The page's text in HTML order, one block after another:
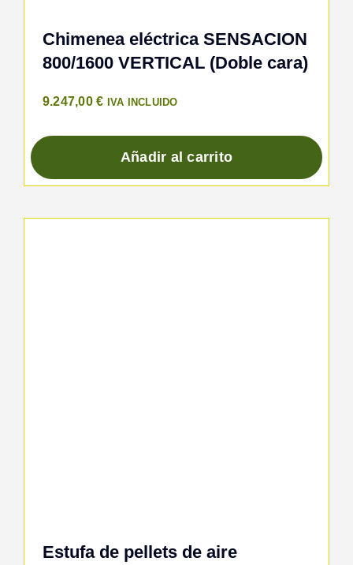
Chimenea eléctrica SENSACION
800/1600 VERTICAL (Doble cara)
9.247,00€ IVA INCLUIDO
Añadir al carrito
Estufa de pellets de aire